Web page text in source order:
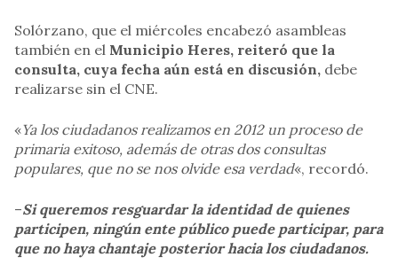
Solórzano, que el miércoles encabezó asambleas
también en el Municipio Heres, reiteró que la
consulta, cuya fecha aún está en discusión, debe
realizarse sin el CNE.
«Ya los ciudadanos realizamos en 2012 un proceso de
primaria exitoso, además de otras dos consultas
populares, que no se nos olvide esa verdad«, recordó.
–Si queremos resguardar la identidad de quienes
participen, ningún ente público puede participar, para
que no haya chantaje posterior hacia los ciudadanos.